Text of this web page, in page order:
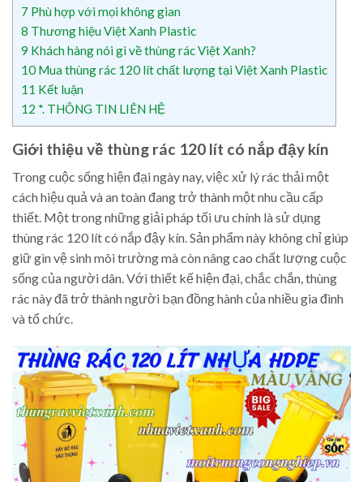
7 Phù hợp với mọi không gian
8 Thương hiệu Việt Xanh Plastic
9 Khách hàng nói gì về thùng rác Việt Xanh?
10 Mua thùng rác 120 lít chất lượng tại Việt Xanh Plastic
11 Kết luận
12 *. THÔNG TIN LIÊN HỆ
Giới thiệu về thùng rác 120 lít có nắp đậy kín
Trong cuộc sống hiện đại ngày nay, việc xử lý rác thải một
cách hiệu quả và an toàn đang trở thành một nhu cầu cấp
thiết. Một trong những giải pháp tối ưu chính là sử dụng
thùng rác 120 lít có nắp đậy kín. Sản phẩm này không chỉ giúp
giữ gìn vệ sinh môi trường mà còn nâng cao chất lượng cuộc
sống của người dân. Với thiết kế hiện đại, chắc chắn, thùng
rác này đã trở thành người bạn đồng hành của nhiều gia đình
và tổ chức.